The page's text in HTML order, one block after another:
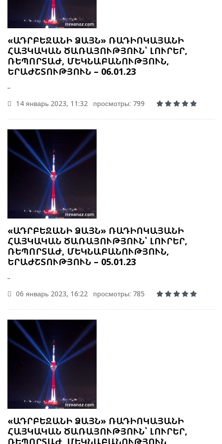
«ԱԴՐԲԵՋԱՆԻ ՁԱՅՆ» ՌԱԴԻՈԿԱՅԱՆԻ
ՀԱՅԿԱԿԱՆ ԾԱՌԱՅՈՒԹՅՈՒՆ՝ ԼՈՒՐԵՐ,
ՌԵՊՈՐՏԱԺ, ՄԵԿՆԱԲԱՆՈՒԹՅՈՒՆ,
ԵՐԱԺՇՏՈՒԹՅՈՒՆ – 06.01.23
..
14 январь 2023, 11:32
просмотры: 799
«ԱԴՐԲԵՋԱՆԻ ՁԱՅՆ» ՌԱԴԻՈԿԱՅԱՆԻ
ՀԱՅԿԱԿԱՆ ԾԱՌԱՅՈՒԹՅՈՒՆ՝ ԼՈՒՐԵՐ,
ՌԵՊՈՐՏԱԺ, ՄԵԿՆԱԲԱՆՈՒԹՅՈՒՆ,
ԵՐԱԺՇՏՈՒԹՅՈՒՆ – 05.01.23
..
06 январь 2023, 16:22
просмотры: 785
«ԱԴՐԲԵՋԱՆԻ ՁԱՅՆ» ՌԱԴԻՈԿԱՅԱՆԻ
ՀԱՅԿԱԿԱՆ ԾԱՌԱՅՈՒԹՅՈՒՆ՝ ԼՈՒՐԵՐ,
ՌԵՊՈՐՏԱԺ, ՄԵԿՆԱԲԱՆՈՒԹՅՈՒՆ,